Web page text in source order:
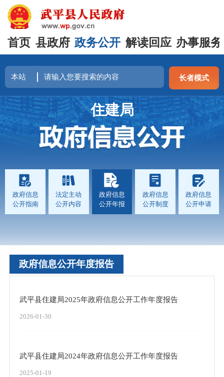
首页 县政府 政务公开 解读回应 办事服务
长者模式
住建局
政府信息
公开指南
法定主动
公开内容
政府信息
公开年报
政府信息
公开制度
政府信息
公开申请
政府信息公开年度报告
武平县住建局2025年政府信息公开工作年度报告
2026-01-30
武平县住建局2024年政府信息公开工作年度报告
2025-01-19